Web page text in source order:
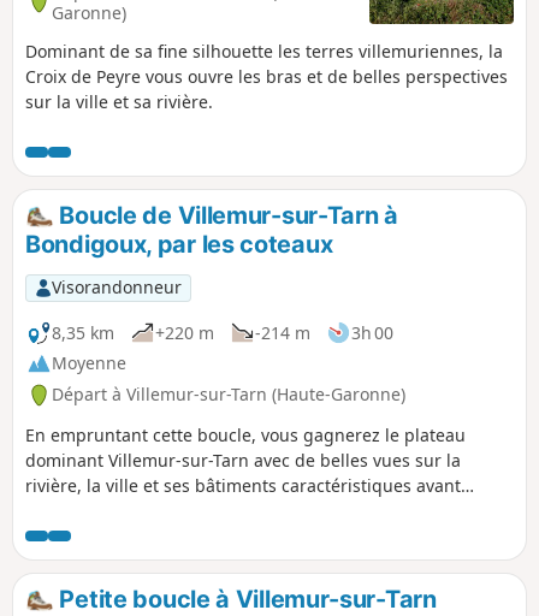
Garonne)
Dominant de sa fine silhouette les terres villemuriennes, la
Croix de Peyre vous ouvre les bras et de belles perspectives
sur la ville et sa rivière.
Boucle de Villemur-sur-Tarn à
Bondigoux, par les coteaux
Visorandonneur
8,35 km
+220 m -214 m
3h 00
Moyenne
Départ à Villemur-sur-Tarn (Haute-Garonne)
En empruntant cette boucle, vous gagnerez le plateau
dominant Villemur-sur-Tarn avec de belles vues sur la
rivière, la ville et ses bâtiments caractéristiques avant
dans la campagne vallonnée environnante.
Petite boucle à Villemur-sur-Tarn